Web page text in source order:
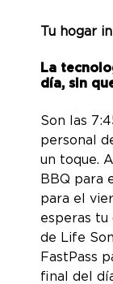
Tu hogar
La
día, sin
Son las
personal
un toque.
BBQ para
para el
esperas tu
de Life
FastPass
final del